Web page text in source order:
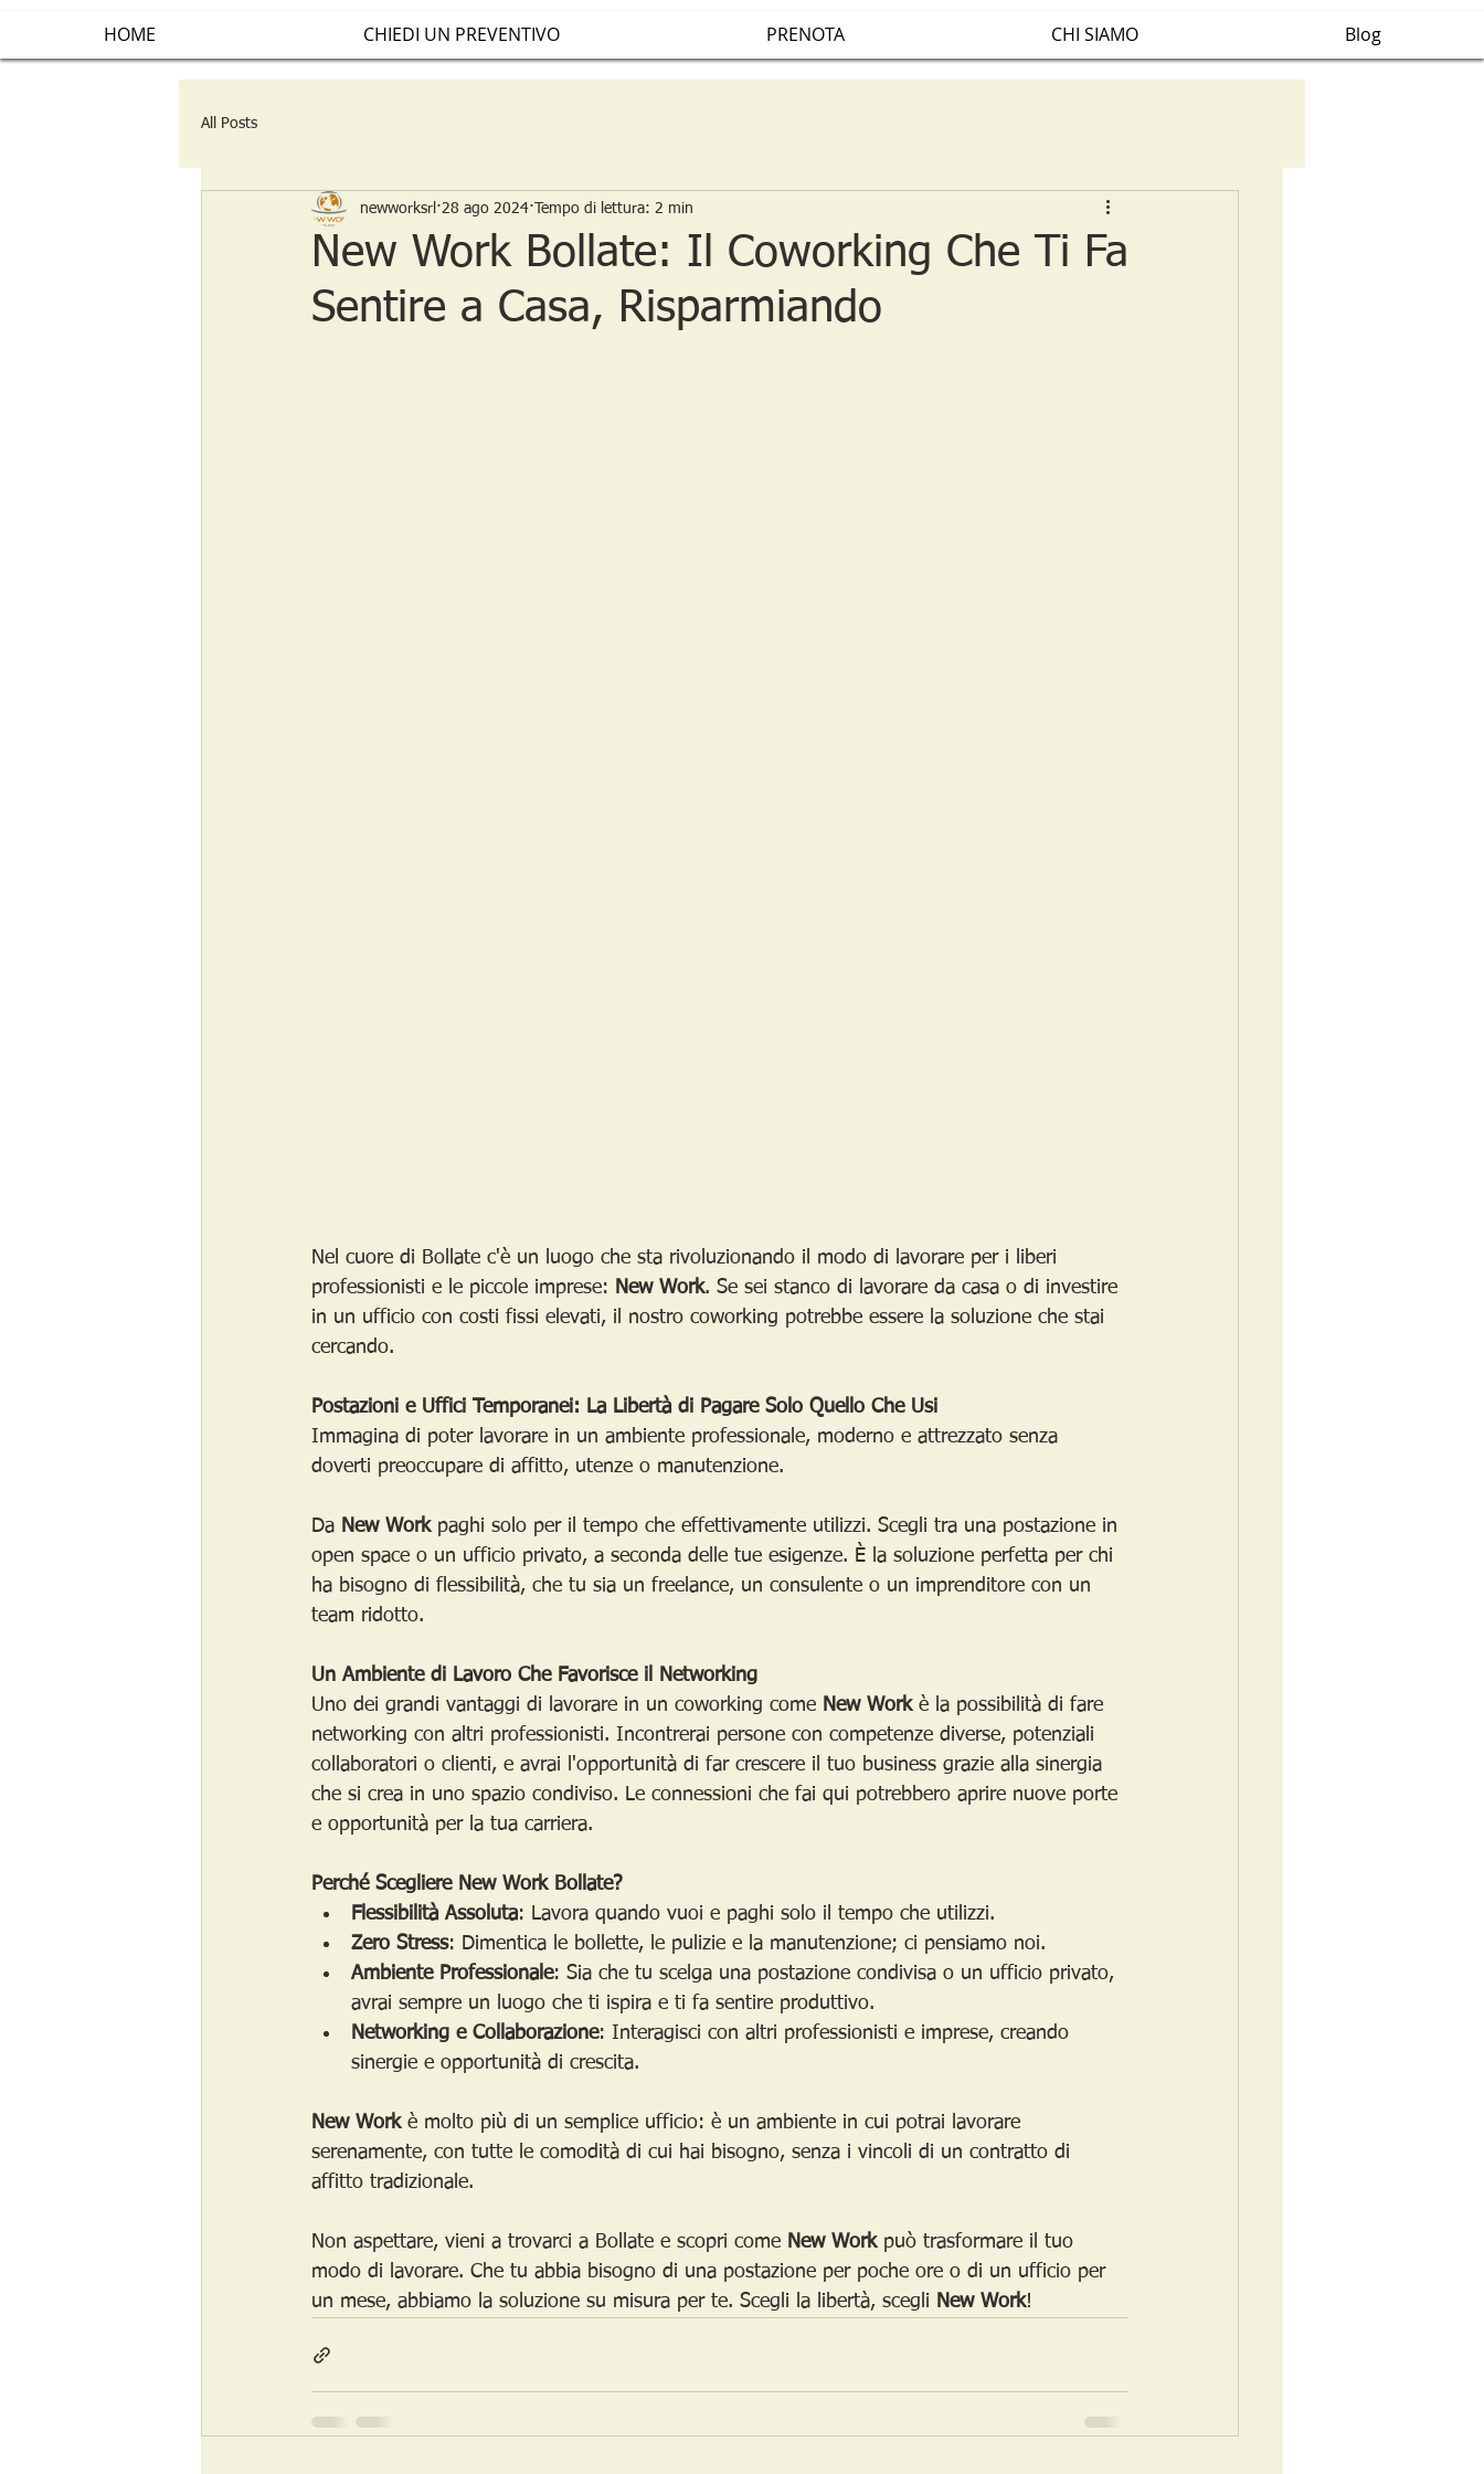
HOME CHIEDI UN PREVENTIVO PRENOTA CHI SIAMO Blog
All Posts
New Work Bollate: Il Coworking Che Ti Fa
Sentire a Casa, Risparmiando
newworksrl 28 ago 2024 Tempo di lettura: 2 min
Nel cuore di Bollate c'è un luogo che sta rivoluzionando il modo di lavorare per i liberi
professionisti e le piccole imprese: New Work. Se sei stanco di lavorare da casa o di investire
in un ufficio con costi fissi elevati, il nostro coworking potrebbe essere la soluzione che stai
cercando.
Postazioni e Uffici Temporanei: La Libertà di Pagare Solo Quello Che Usi
Immagina di poter lavorare in un ambiente professionale, moderno e attrezzato senza
doverti preoccupare di affitto, utenze o manutenzione.
Da New Work paghi solo per il tempo che effettivamente utilizzi. Scegli tra una postazione in
open space o un ufficio privato, a seconda delle tue esigenze. È la soluzione perfetta per chi
ha bisogno di flessibilità, che tu sia un freelance, un consulente o un imprenditore con un
team ridotto.
Un Ambiente di Lavoro Che Favorisce il Networking
Uno dei grandi vantaggi di lavorare in un coworking come New Work è la possibilità di fare
networking con altri professionisti. Incontrerai persone con competenze diverse, potenziali
collaboratori o clienti, e avrai l'opportunità di far crescere il tuo business grazie alla sinergia
che si crea in uno spazio condiviso. Le connessioni che fai qui potrebbero aprire nuove porte
e opportunità per la tua carriera.
Perché Scegliere New Work Bollate?
Flessibilità Assoluta: Lavora quando vuoi e paghi solo il tempo che utilizzi.
Zero Stress: Dimentica le bollette, le pulizie e la manutenzione; ci pensiamo noi.
Ambiente Professionale: Sia che tu scelga una postazione condivisa o un ufficio privato,
avrai sempre un luogo che ti ispira e ti fa sentire produttivo.
Networking e Collaborazione: Interagisci con altri professionisti e imprese, creando
sinergie e opportunità di crescita.
New Work è molto più di un semplice ufficio: è un ambiente in cui potrai lavorare
serenamente, con tutte le comodità di cui hai bisogno, senza i vincoli di un contratto di
affitto tradizionale.
Non aspettare, vieni a trovarci a Bollate e scopri come New Work può trasformare il tuo
modo di lavorare. Che tu abbia bisogno di una postazione per poche ore o di un ufficio per
un mese, abbiamo la soluzione su misura per te. Scegli la libertà, scegli New Work!